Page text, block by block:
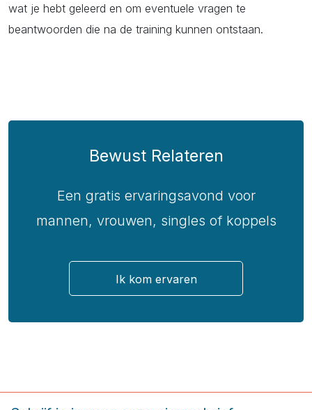
wat je hebt geleerd en om eventuele vragen te
beantwoorden die na de training kunnen ontstaan.
Bewust Relateren
Een gratis ervaringsavond voor
mannen, vrouwen, singles of koppels
Ik kom ervaren